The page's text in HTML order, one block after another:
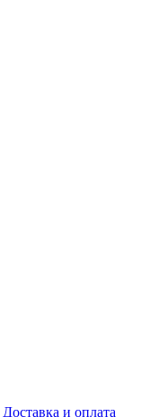
Доставка и оплата